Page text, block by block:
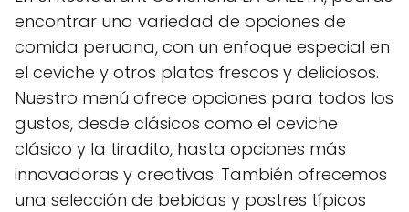
encontrar una variedad de opciones de
comida peruana, con un enfoque especial en
el ceviche y otros platos frescos y deliciosos.
Nuestro menú ofrece opciones para todos los
gustos, desde clásicos como el ceviche
clásico y la tiradito, hasta opciones más
innovadoras y creativas. También ofrecemos
una selección de bebidas y postres típicos